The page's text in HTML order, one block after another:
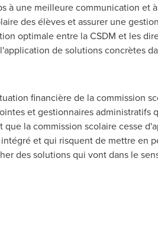
à une meilleure communication et
des élèves et assurer une
optimale entre la CSDM et les
de solutions concrètes
financière de la commission
et gestionnaires
que la commission scolaire cesse
et qui risquent de mettre en
des solutions qui vont dans le